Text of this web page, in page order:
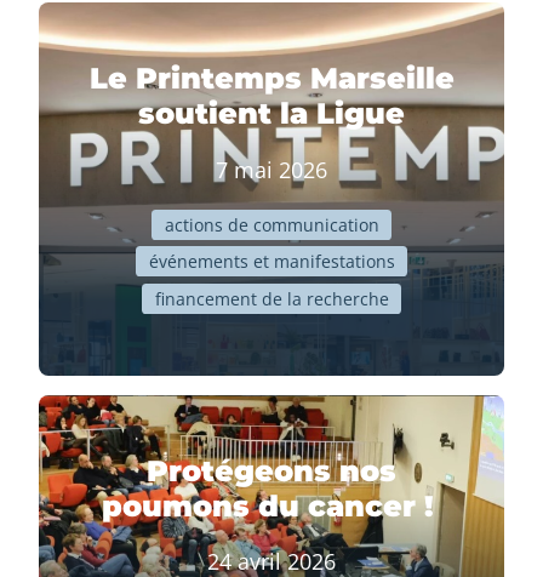
Le Printemps Marseille
soutient la Ligue
7 mai 2026
actions de communication
événements et manifestations
financement de la recherche
Protégeons nos
poumons du cancer !
24 avril 2026